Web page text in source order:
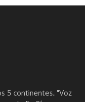
5 continentes. "Voz